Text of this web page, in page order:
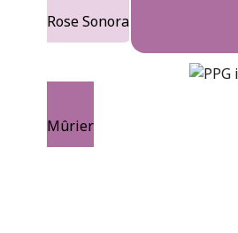
Rose Sonora
Mûrier
mulberry-bush